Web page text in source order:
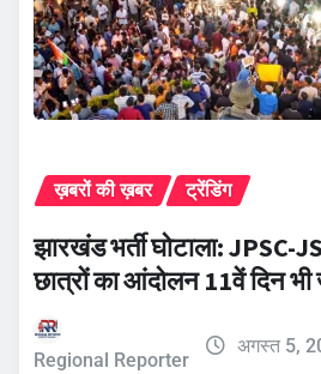
ख़बरों की ख़बर ट्रेंडिंग
झारखंड भर्ती घोटाला: JPSC-
छात्रों का आंदोलन 11वें दिन भी
Regional Reporter
अगस्त 5,